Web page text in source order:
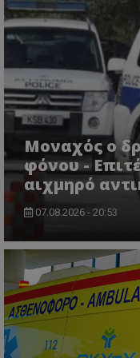
Μοναχός ο
φόνου -
αιχμηρό
07.08.2026 - 20:53